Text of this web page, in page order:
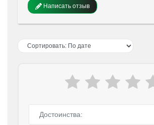
Написать отзыв